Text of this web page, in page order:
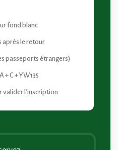
fond blanc
après le retour
passeports étrangers)
+ C + YW135
valider l’inscription